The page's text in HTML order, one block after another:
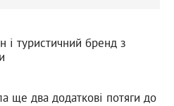
і туристичний бренд з
ще два додаткові потяги до